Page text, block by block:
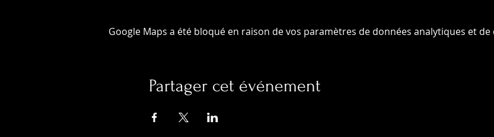
Google Maps a été bloqué en raison de vos paramètres de données analytiques et
Partager cet événement